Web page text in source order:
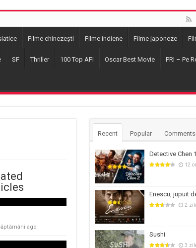
Filme chinezești Filme indiene Filme japoneze
SF Thriller 100 Top AFI Oscar Best Movie PRI – Pe
ago
Recent Popular Comments
Detective Chen
12
Enescu, jupuit
2
Sushi
3